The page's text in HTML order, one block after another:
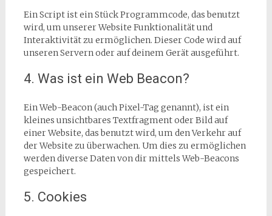
Ein Script ist ein Stück Programmcode, das benutzt
wird, um unserer Website Funktionalität und
Interaktivität zu ermöglichen. Dieser Code wird auf
unseren Servern oder auf deinem Gerät ausgeführt.
4. Was ist ein Web Beacon?
Ein Web-Beacon (auch Pixel-Tag genannt), ist ein
kleines unsichtbares Textfragment oder Bild auf
einer Website, das benutzt wird, um den Verkehr auf
der Website zu überwachen. Um dies zu ermöglichen
werden diverse Daten von dir mittels Web-Beacons
gespeichert.
5. Cookies